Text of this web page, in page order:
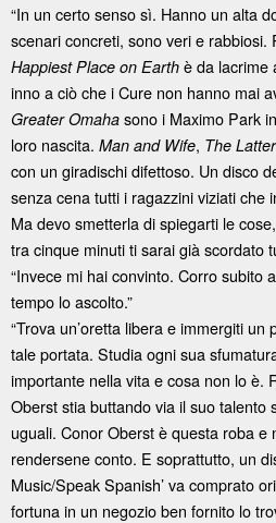
“In un certo senso sì. Hanno un alta
scenari concreti, sono veri e rabbiosi.
Happiest Place on Earth è da lacrime
inno a ciò che i Cure non hanno mai
Greater Omaha sono i Maximo Park
loro nascita. Man and Wife, The Latter
con un giradischi difettoso. Un disco
senza cena tutti i ragazzini viziati che
Ma devo smetterla di spiegarti le
tra cinque minuti ti sarai già scordato
“Invece mi hai convinto. Corro subito
tempo lo ascolto.”
“Trova un’oretta libera e immergiti un
tale portata. Studia ogni sua
importante nella vita e cosa non lo è.
Oberst stia buttando via il suo talento
uguali. Conor Oberst è questa roba e
rendersene conto. E soprattutto, un
Music/Speak Spanish’ va comprato
fortuna in un negozio ben fornito lo